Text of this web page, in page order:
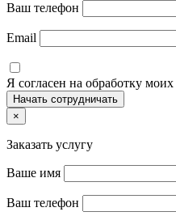
Ваш телефон
Email
Я согласен на обработку моих
×
Заказать услугу
Ваше имя
Ваш телефон